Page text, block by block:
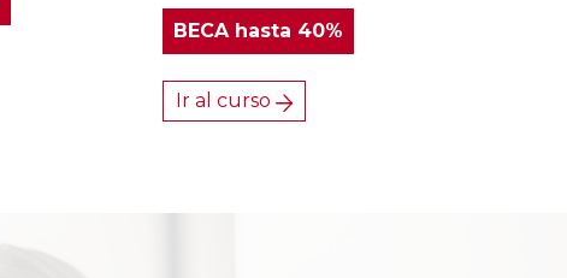
BECAhasta 40%
Ir al curso